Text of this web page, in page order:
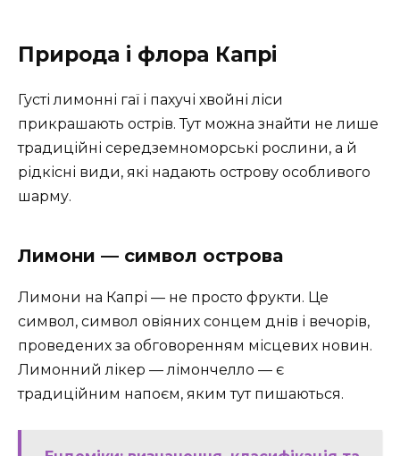
Природа і флора Капрі
Густі лимонні гаї і пахучі хвойні ліси
прикрашають острів. Тут можна знайти не лише
традиційні середземноморські рослини, а й
рідкісні види, які надають острову особливого
шарму.
Лимони — символ острова
Лимони на Капрі — не просто фрукти. Це
символ, символ овіяних сонцем днів і вечорів,
проведених за обговоренням місцевих новин.
Лимонний лікер — лімончелло — є
традиційним напоєм, яким тут пишаються.